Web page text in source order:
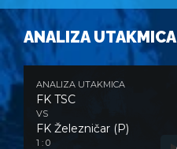
ANALIZA UTAKMICA
ANALIZA UTAKMICA
FK TSC
VS
FK Železničar (P)
1 : 0